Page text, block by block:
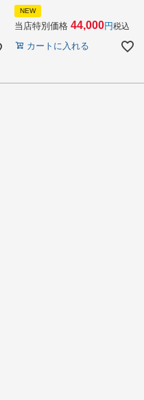
NEW
当店特別価格 44,000 税込
カートに入れる